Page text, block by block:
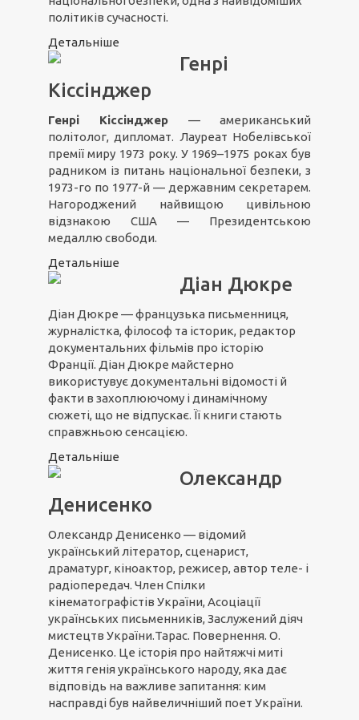
політиків сучасності.
Детальніше
Генрі
Кіссінджер
Генрі Кіссінджер — американський
політолог, дипломат. Лауреат Нобелівської
премії миру 1973 року. У 1969–1975 роках був
радником із питань національної безпеки, з
1973-го по 1977-й — державним секретарем.
Нагороджений найвищою цивільною
відзнакою США — Президентською
медаллю свободи.
Детальніше
Діан Дюкре
Діан Дюкре — французька письменниця,
журналістка, філософ та історик, редактор
документальних фільмів про історію
Франції. Діан Дюкре майстерно
використувує документальні відомості й
факти в захоплюючому і динамічному
сюжеті, що не відпускає. Її книги стають
справжньою сенсацією.
Детальніше
Олександр
Денисенко
Олександр Денисенко — відомий
український літератор, сценарист,
драматург, кіноактор, режисер, автор теле- і
радіопередач. Член Спілки
кінематографістів України, Асоціації
українських письменників, Заслужений діяч
мистецтв України.Тарас. Повернення. О.
Денисенко. Це історія про найтяжчі миті
життя генія українського народу, яка дає
відповідь на важливе запитання: ким
насправді був найвеличніший поет України.